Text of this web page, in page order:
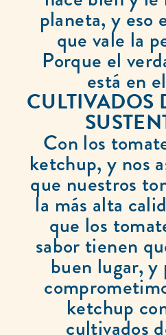
planeta, y eso
que vale la
Porque el
está en
CULTIVADOS
Con los
ketchup, y nos
que nuestros
la más alta
que los
sabor tienen
buen lugar, y
ketchup
cultivados